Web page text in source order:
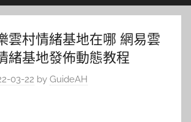
雲村情緒基地在哪 網易雲
緒基地發佈動態教程
03-22 by GuideAH